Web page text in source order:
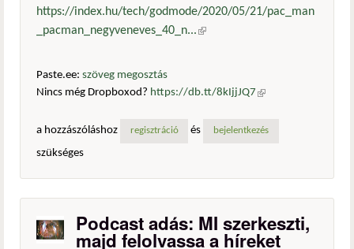
https://index.hu/tech/godmode/2020/05/21/pac_man
_pacman_negyveneves_40_n...(külső hivatkozás)
Paste.ee: szöveg megosztás
Nincs még Dropboxod? https://db.tt/8kIjjJQ7 (külső
a hozzászóláshoz
regisztráció és bejelentkezés
szükséges
Podcast adás: MI szerkeszti,
majd felolvassa a híreket